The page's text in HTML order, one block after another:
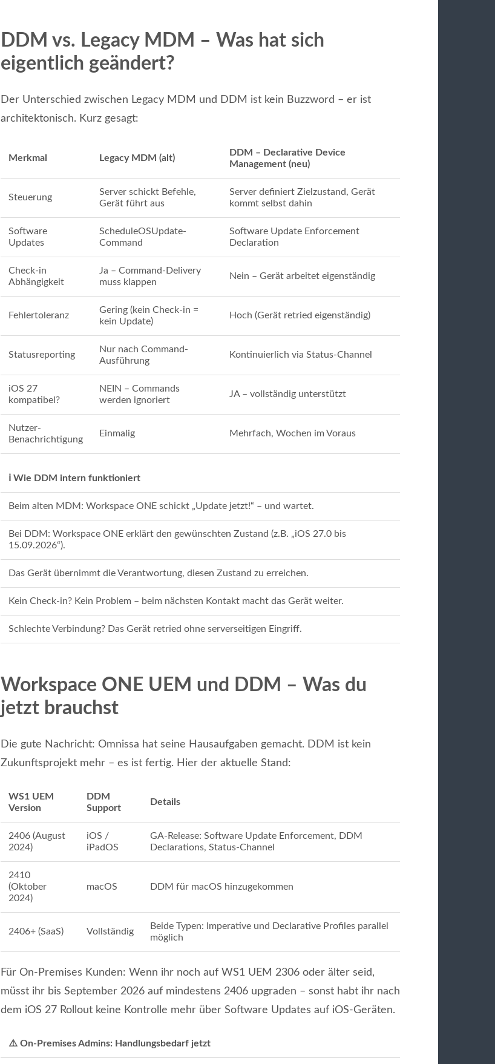
DDM vs. Legacy MDM – Was hat sich
eigentlich geändert?
Der Unterschied zwischen Legacy MDM und DDM ist kein Buzzword – er ist
architektonisch. Kurz gesagt:
Merkmal Legacy MDM (alt)
DDM – Declarative Device
Management (neu)
Steuerung
Server schickt Befehle,
Gerät führt aus
Server definiert Zielzustand, Gerät
kommt selbst dahin
Software
Updates
ScheduleOSUpdate-
Command
Software Update Enforcement
Declaration
Check-in
Abhängigkeit
Ja – Command-Delivery
muss klappen
Nein – Gerät arbeitet eigenständig
Fehlertoleranz
Gering (kein Check-in =
kein Update)
Hoch (Gerät retried eigenständig)
Statusreporting
Nur nach Command-
Ausführung
Kontinuierlich via Status-Channel
iOS 27
kompatibel?
NEIN – Commands
werden ignoriert
JA – vollständig unterstützt
Nutzer-
Benachrichtigung
Einmalig Mehrfach, Wochen im Voraus
ℹ️ Wie DDM intern funktioniert
Beim alten MDM: Workspace ONE schickt „Update jetzt!“ – und wartet.
Bei DDM: Workspace ONE erklärt den gewünschten Zustand (z.B. „iOS 27.0 bis
15.09.2026“).
Das Gerät übernimmt die Verantwortung, diesen Zustand zu erreichen.
Kein Check-in? Kein Problem – beim nächsten Kontakt macht das Gerät weiter.
Schlechte Verbindung? Das Gerät retried ohne serverseitigen Eingriff.
Workspace ONE UEM und DDM – Was du
jetzt brauchst
Die gute Nachricht: Omnissa hat seine Hausaufgaben gemacht. DDM ist kein
Zukunftsprojekt mehr – es ist fertig. Hier der aktuelle Stand:
WS1 UEM
Version
DDM
Support
Details
2406 (August
2024)
iOS /
iPadOS
GA-Release: Software Update Enforcement, DDM
Declarations, Status-Channel
2410
(Oktober
2024)
macOS DDM für macOS hinzugekommen
2406+ (SaaS) Vollständig
Beide Typen: Imperative und Declarative Profiles parallel
möglich
Für On-Premises Kunden: Wenn ihr noch auf WS1 UEM 2306 oder älter seid,
müsst ihr bis September 2026 auf mindestens 2406 upgraden – sonst habt ihr nach
dem iOS 27 Rollout keine Kontrolle mehr über Software Updates auf iOS-Geräten.
⚠️ On-Premises Admins: Handlungsbedarf jetzt